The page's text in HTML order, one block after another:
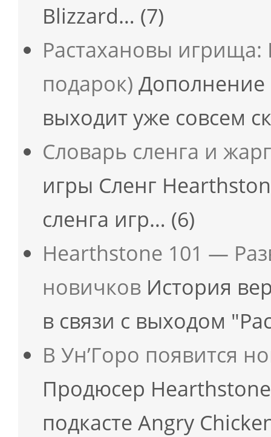
Blizzard… (7)
Растахановы игрища:
подарок) Дополнение
выходит уже совсем
Словарь сленга и
игры Сленг
сленга игр… (6)
Hearthstone 101 —
новичков История
в связи с выходом
В Ун’Горо появится
Продюсер
подкасте Angry